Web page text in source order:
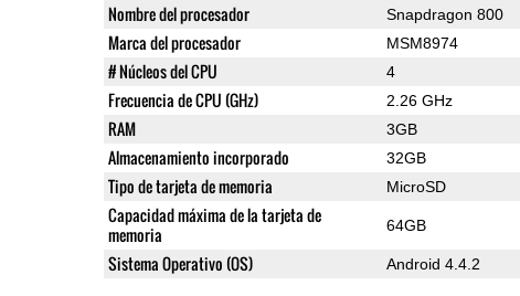
Nombre del procesador Snapdragon 800
Marca del procesador MSM8974
# Núcleos del CPU 4
Frecuencia de CPU (GHz) 2.26 GHz
RAM 3GB
Almacenamiento incorporado 32GB
Tipo de tarjeta de memoria MicroSD
Capacidad máxima de la tarjeta de
memoria
64GB
Sistema Operativo (OS) Android 4.4.2